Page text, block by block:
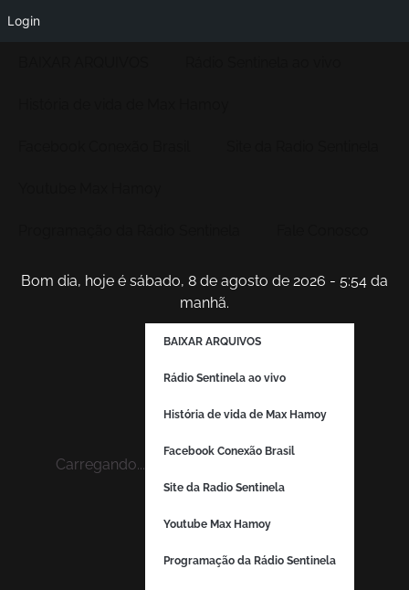
Bom dia, hoje é sábado, 8 de agosto de 2026 - 5:54 da
manhã.
Carregando...
BAIXAR ARQUIVOS
Rádio Sentinela ao vivo
História de vida de Max Hamoy
Facebook Conexão Brasil
Site da Radio Sentinela
Youtube Max Hamoy
Programação da Rádio Sentinela
Login